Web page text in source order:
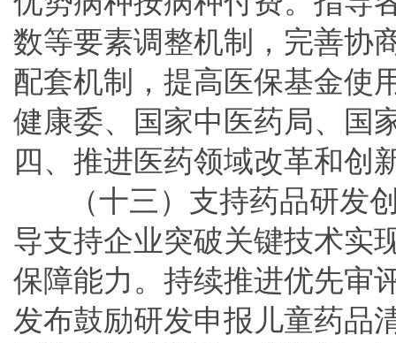
数等要素调整机制，完善协
配套机制，提高医保基金使
健康委、国家中医药局、国
四、推进医药领域改革和创
（十三）支持药品研发
导支持企业突破关键技术实
保障能力。持续推进优先审
发布鼓励研发申报儿童药品